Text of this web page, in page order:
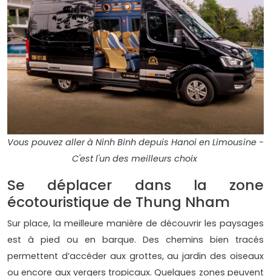
Vous pouvez aller à Ninh Binh depuis Hanoi en Limousine -
C'est l'un des meilleurs choix
Se déplacer dans la zone
écotouristique de Thung Nham
Sur place, la meilleure manière de découvrir les paysages
est à pied ou en barque. Des chemins bien tracés
permettent d’accéder aux grottes, au jardin des oiseaux
ou encore aux vergers tropicaux. Quelques zones peuvent